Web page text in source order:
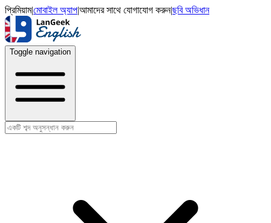
প্রিমিয়াম|মোবাইল অ্যাপ|আমাদের সাথে যোগাযোগ করুন|ছবি অভিধান
Toggle navigation